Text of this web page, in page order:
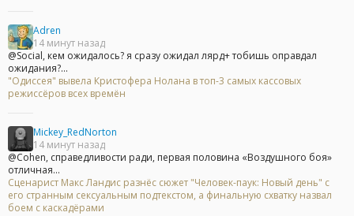
Adren
14 минут назад
@Social, кем ожидалось? я сразу ожидал лярд+ тобишь оправдал
ожидания?...
"Одиссея" вывела Кристофера Нолана в топ-3 самых кассовых
режиссёров всех времён
Mickey_RedNorton
14 минут назад
@Cohen, справедливости ради, первая половина «Воздушного боя»
отличная...
Сценарист Макс Ландис разнёс сюжет "Человек-паук: Новый день" с
его странным сексуальным подтекстом, а финальную схватку назвал
боем с каскадёрами